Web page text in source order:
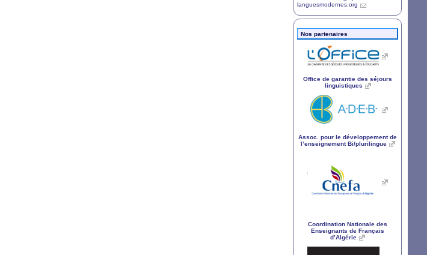
languesmodernes.org
Nos partenaires
Office de garantie des séjours
linguistiques
Assoc. pour le développement de
l’enseignement Bi/plurilingue
Coordination Nationale des
Enseignants de Français
d’Algérie